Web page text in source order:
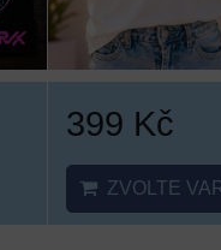
399 Kč
ZVOLTE